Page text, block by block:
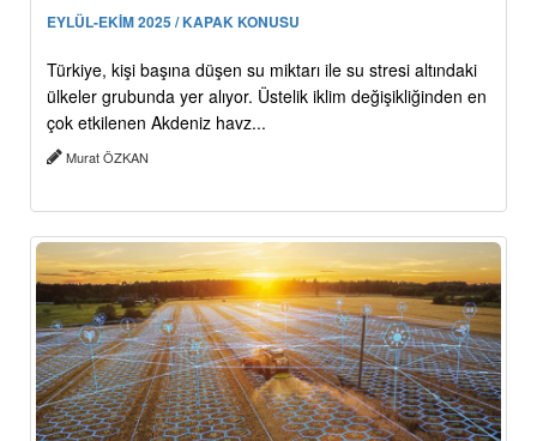
EYLÜL-EKİM 2025 / KAPAK KONUSU
Türkiye, kişi başına düşen su miktarı ile su stresi altındaki
ülkeler grubunda yer alıyor. Üstelik iklim değişikliğinden en
çok etkilenen Akdeniz havz...
Murat ÖZKAN